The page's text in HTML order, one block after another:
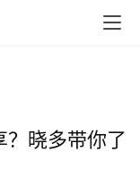
？晓多带你了